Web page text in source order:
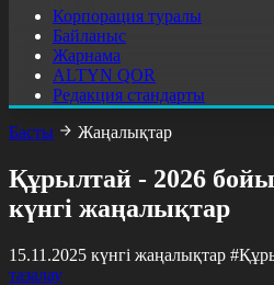
Корпорация туралы
Байланыс
Жарнама
ALTYN QOR
Редакция стандарты
Басты
Жаңалықтар
Құрылтай - 2026
күнгі жаңалықтар
15.11.2025 күнгі жаңалықтар
тазалау